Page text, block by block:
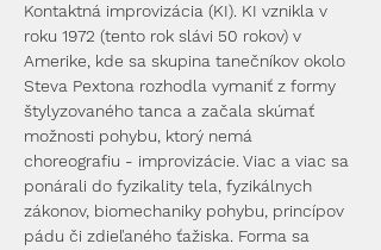
Kontaktná improvizácia (KI). KI vznikla v
roku 1972 (tento rok slávi 50 rokov) v
Amerike, kde sa skupina tanečníkov okolo
Steva Pextona rozhodla vymaniť z formy
štylyzovaného tanca a začala skúmať
možnosti pohybu, ktorý nemá
choreografiu - improvizácie. Viac a viac sa
ponárali do fyzikality tela, fyzikálnych
zákonov, biomechaniky pohybu, princípov
pádu či zdieľaného ťažiska. Forma sa